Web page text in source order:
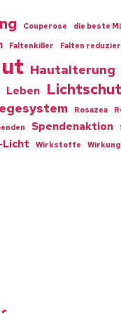
Couperose die beste
Faltenkiller Falten
Hautalterung
Leben
Rosazea
Spendenaktion
Licht Wirkstoffe